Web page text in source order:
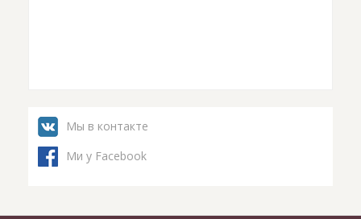
Мы в контакте
Ми у Facebook